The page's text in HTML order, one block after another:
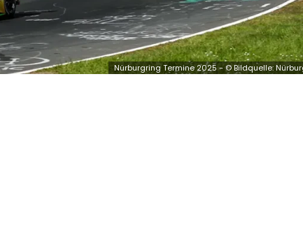
Nürburgring Termine 2025 - © Bildquelle: